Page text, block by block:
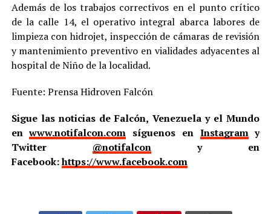
Además de los trabajos correctivos en el punto crítico
de la calle 14, el operativo integral abarca labores de
limpieza con hidrojet, inspección de cámaras de revisión
y mantenimiento preventivo en vialidades adyacentes al
hospital de Niño de la localidad.
Fuente: Prensa Hidroven Falcón
Sigue las noticias de Falcón, Venezuela y el Mundo
enwww.notifalcon.com síguenos en Instagramy
Twitter @notifalcony en
Facebook:https://www.facebook.com